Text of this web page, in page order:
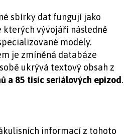
sbírky dat fungují jako
kterých vývojáři následně
modely.
je zmíněná databáze
ukrývá textový obsah z
a 85 tisíc seriálových epizod.
informací z tohoto